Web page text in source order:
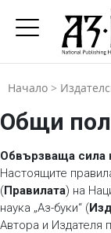
Начало >
Общи
Обвързваща сила
Настоящите
(Правилата) на
наука „Аз-буки“ (
Автора и Издателя